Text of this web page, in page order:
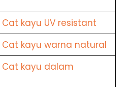
kayu UV resistant
kayu warna natural
Cat kayu dalam